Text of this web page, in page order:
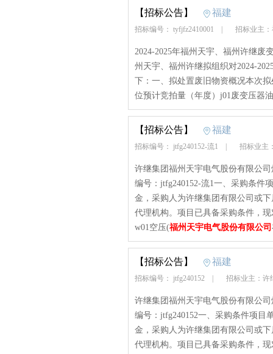
【招标公告】 福建
招标编号： tyfjfz2410001 招标业主
2024-2025年福州天宇、福州许继废
州天宇、福州许继拟组织对2024-
下：一、拟处置废旧物资概况本次
位预计竞拍量（年度）j01废变压器
【招标公告】 福建
招标编号： jtfg240152-流1 招标业主
许继集团福州天宇电气股份有限公
编号：jtfg240152-流1一、采购条件
金，采购人为许继集团有限公司或
代理机构。项目已具备采购条件，
w01空压(福州天宇电气股份有限公司
【招标公告】 福建
招标编号： jtfg240152 招标业主：
许继集团福州天宇电气股份有限公
编号：jtfg240152一、采购条件项目
金，采购人为许继集团有限公司或
代理机构。项目已具备采购条件，